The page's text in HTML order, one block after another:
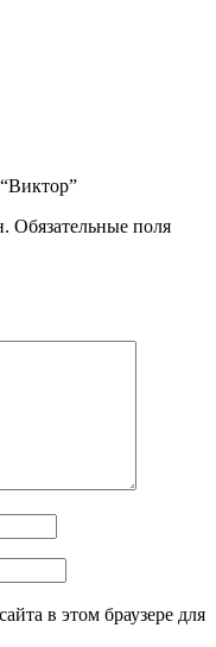
Обязательные поля
в этом браузере для